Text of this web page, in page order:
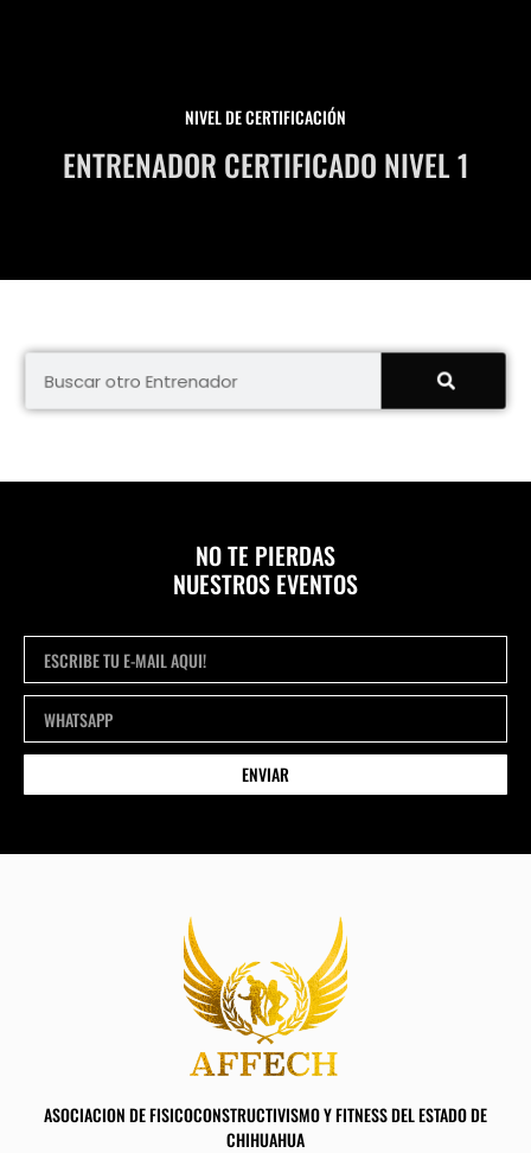
NIVEL DE CERTIFICACIÓN
ENTRENADOR CERTIFICADO NIVEL 1
NO TE PIERDAS
NUESTROS EVENTOS
ENVIAR
ASOCIACION DE FISICOCONSTRUCTIVISMO Y FITNESS DEL ESTADO DE
CHIHUAHUA